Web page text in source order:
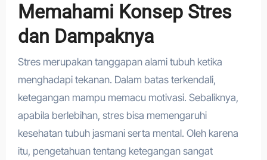
Memahami Konsep Stres
dan Dampaknya
Stres merupakan tanggapan alami tubuh ketika
menghadapi tekanan. Dalam batas terkendali,
ketegangan mampu memacu motivasi. Sebaliknya,
apabila berlebihan, stres bisa memengaruhi
kesehatan tubuh jasmani serta mental. Oleh karena
itu, pengetahuan tentang ketegangan sangat